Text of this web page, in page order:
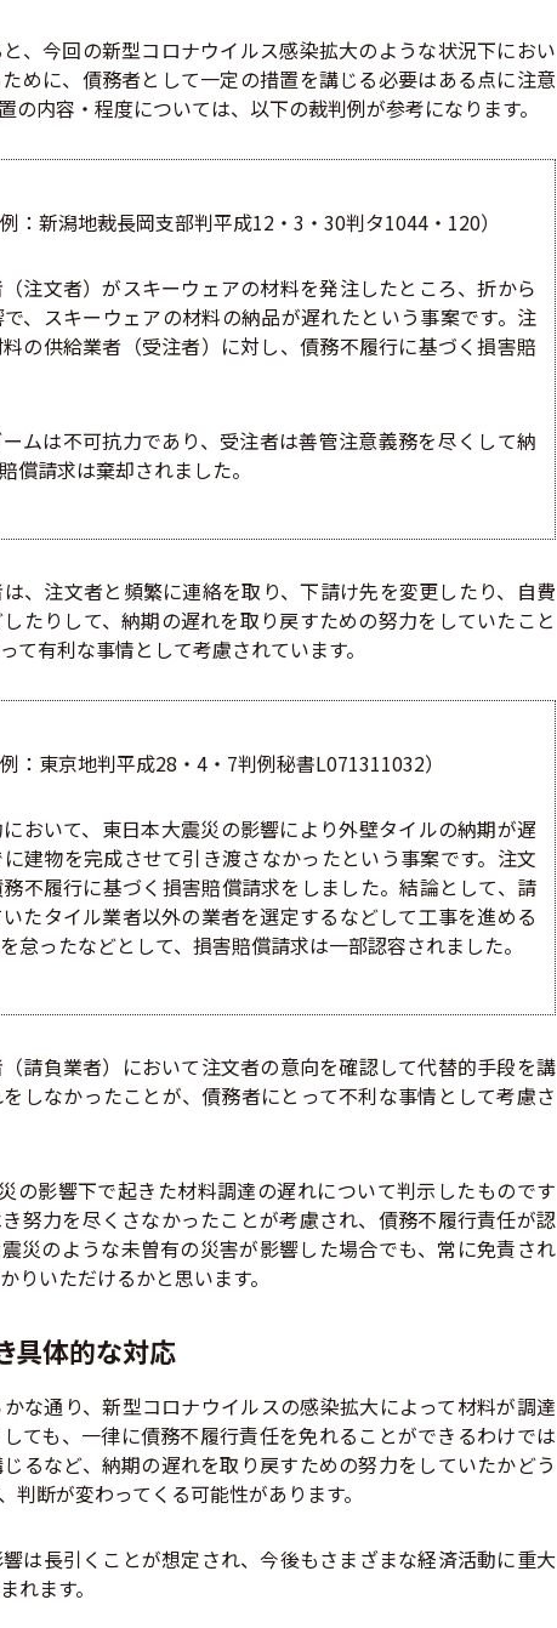
、今回の新型コロナウイルス感染拡大のような状況下におい
めに、債務者として一定の措置を講じる必要はある点に注意
の内容・程度については、以下の裁判例が参考になります。
：新潟地裁長岡支部判平成12・3・30判タ1044・120）
注文者）がスキーウェアの材料を発注したところ、折から
、スキーウェアの材料の納品が遅れたという事案です。注
の供給業者（受注者）に対し、債務不履行に基づく損害賠
ムは不可抗力であり、受注者は善管注意義務を尽くして納
償請求は棄却されました。
、注文者と頻繁に連絡を取り、下請け先を変更したり、自費
たりして、納期の遅れを取り戻すための努力をしていたこと
て有利な事情として考慮されています。
：東京地判平成28・4・7判例秘書L071311032）
おいて、東日本大震災の影響により外壁タイルの納期が遅
建物を完成させて引き渡さなかったという事案です。注文
不履行に基づく損害賠償請求をしました。結論として、請
たタイル業者以外の業者を選定するなどして工事を進める
怠ったなどとして、損害賠償請求は一部認容されました。
請負業者）において注文者の意向を確認して代替的手段を講
しなかったことが、債務者にとって不利な事情として考慮さ
の影響下で起きた材料調達の遅れについて判示したものです
努力を尽くさなかったことが考慮され、債務不履行責任が認
災のような未曽有の災害が影響した場合でも、常に免責され
りいただけるかと思います。
具体的な対応
な通り、新型コロナウイルスの感染拡大によって材料が調達
ても、一律に債務不履行責任を免れることができるわけでは
るなど、納期の遅れを取り戻すための努力をしていたかどう
判断が変わってくる可能性があります。
は長引くことが想定され、今後もさまざまな経済活動に重大
れます。